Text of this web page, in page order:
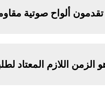
ألواح صوتية
الزمن اللازم المعتاد